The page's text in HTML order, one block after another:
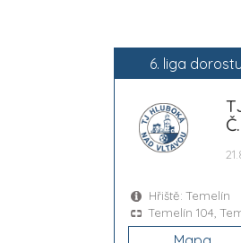
6. liga
Hřiště: Temelín
Temelín 104,